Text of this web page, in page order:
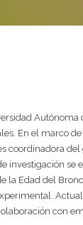
En el marco
coordinadora
investigación
la Edad del
con